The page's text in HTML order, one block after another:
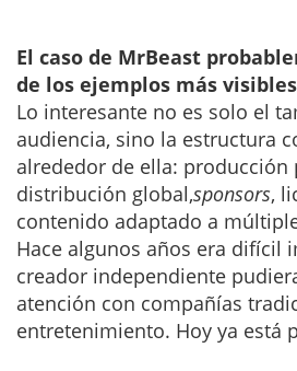
El caso de MrBeast
de los ejemplos más visibles
Lo interesante no es solo el
audiencia, sino la estructura
alrededor de ella: producción
distribución global,sponsors,
contenido adaptado a
Hace algunos años era difícil
creador independiente
atención con compañías
entretenimiento. Hoy ya está